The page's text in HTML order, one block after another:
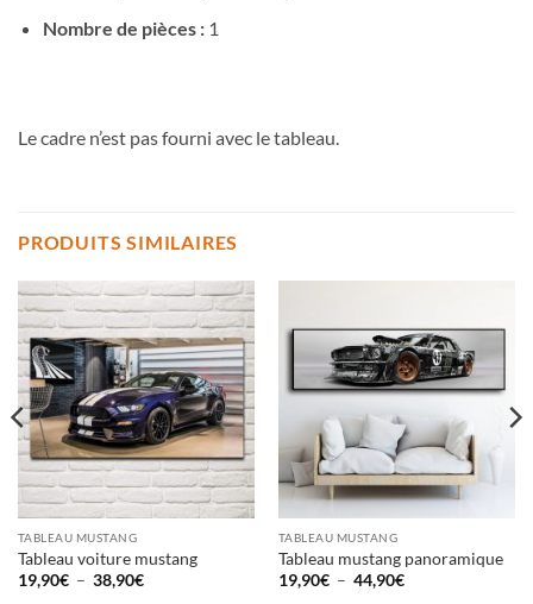
Nombre de pièces :1
Le cadre n’est pas fourni avec le tableau.
PRODUITS SIMILAIRES
TABLEAU MUSTANG
Tableau voiture mustang
19,90€ – 38,90€Plage
TABLEAU MUSTANG
Tableau mustang panoramique
19,90€ – 44,90€Plage